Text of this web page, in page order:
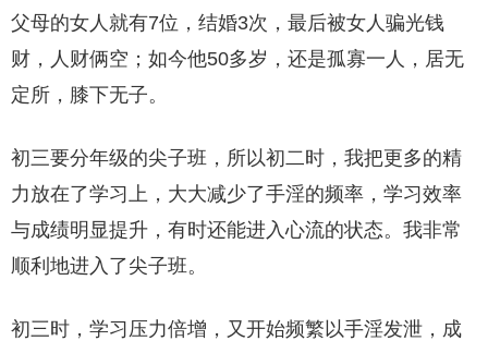
父母的女人就有7位，结婚3次，最后被女人骗光钱
财，人财俩空；如今他50多岁，还是孤寡一人，居无
定所，膝下无子。
初三要分年级的尖子班，所以初二时，我把更多的精
力放在了学习上，大大减少了手淫的频率，学习效率
与成绩明显提升，有时还能进入心流的状态。我非常
顺利地进入了尖子班。
初三时，学习压力倍增，又开始频繁以手淫发泄，成